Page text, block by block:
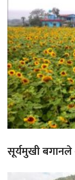
सूर्यमुखी बगानले